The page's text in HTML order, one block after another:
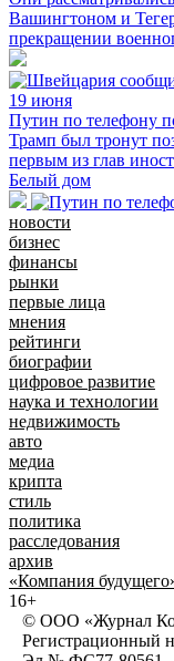
Вашингтоном и
прекращении
Путин по телефону
Трамп был тронут
первым из глав
Белый дом
новости
бизнес
финансы
рынки
первые лица
мнения
рейтинги
биографии
цифровое развитие
наука и технологии
недвижимость
авто
медиа
крипта
стиль
политика
расследования
архив
«Компания
16+
© ООО «Журнал
Регистрационный